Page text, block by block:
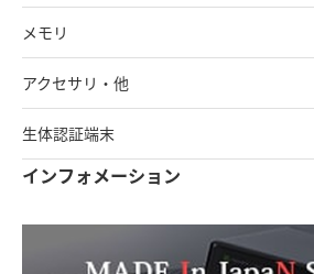
メモリ
アクセサリ・他
生体認証端末
インフォメーション